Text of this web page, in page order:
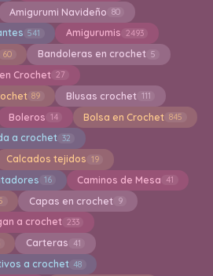
Amigurumi Navideño 80
541 Amigurumis 2493
60 Bandoleras en crochet 5
Crochet 27
89 Blusas crochet 111
Boleros 14 Bolsa en Crochet 845
a crochet 32
Calcados tejidos 19
16 Caminos de Mesa 41
Capas en crochet 9
a crochet 233
Carteras 41
a crochet 48